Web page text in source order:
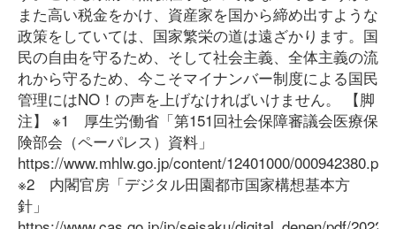
また高い税金をかけ、資産家を国から締め出すような
政策をしていては、国家繁栄の道は遠ざかります。国
民の自由を守るため、そして社会主義、全体主義の流
れから守るため、今こそマイナンバー制度による国民
管理にはNO！の声を上げなければいけません。 【脚
注】 ※1 厚生労働省「第151回社会保障審議会医療保
険部会（ペーパレス）資料」
https://www.mhlw.go.jp/content/12401000/000942380.pdf
※2 内閣官房「デジタル田園都市国家構想基本方
針」